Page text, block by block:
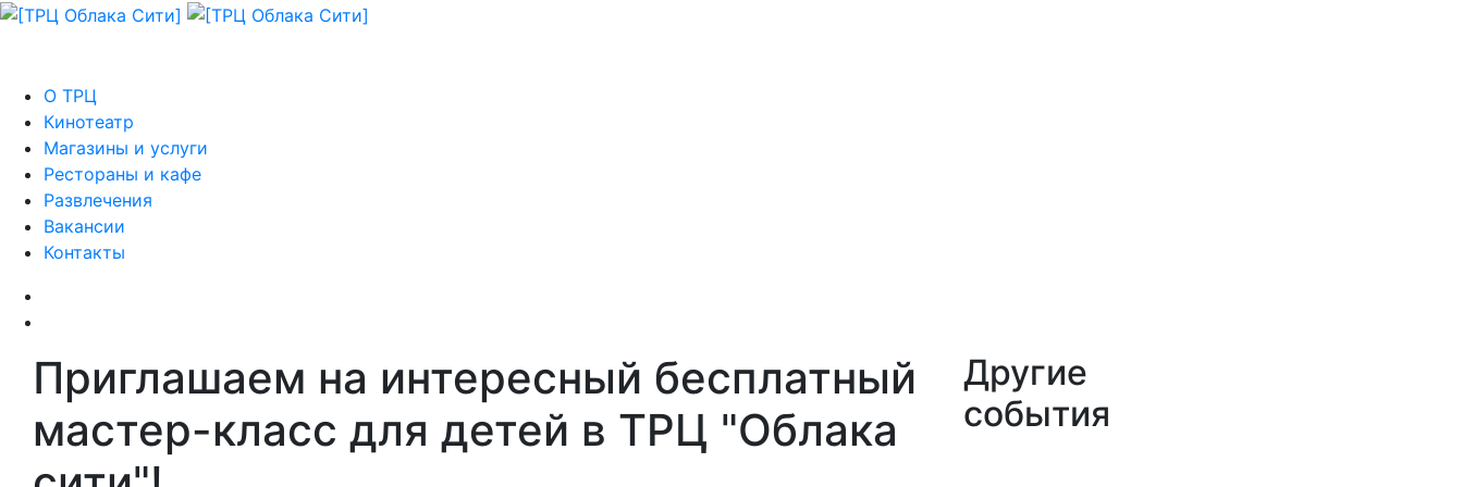
О ТРЦ
Кинотеатр
Магазины и услуги
Рестораны и кафе
Развлечения
Вакансии
Контакты
Приглашаем на интересный бесплатный
мастер-класс для детей в ТРЦ "Облака
Другие
события